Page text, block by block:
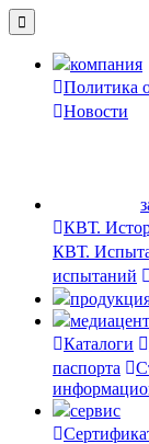
компания
Политика
Новости
КВТ.
КВТ.
испытаний
Каталоги
паспорта
сервис